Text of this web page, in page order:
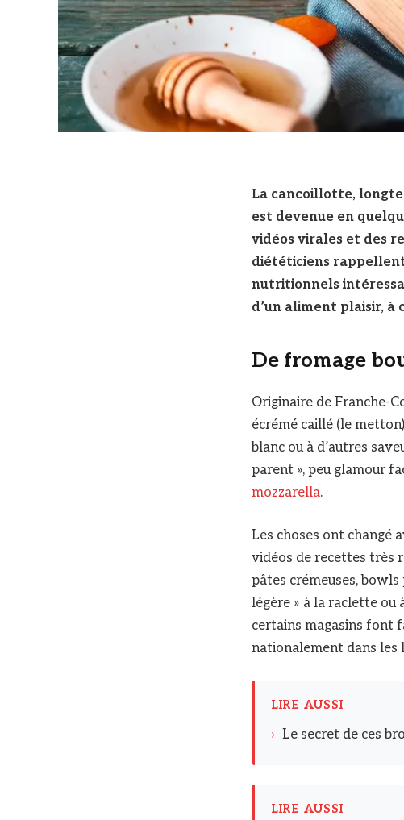
La cancoillotte,
est devenue en
vidéos virales et des
diététiciens
nutritionnels
d’un aliment plaisir, à
De fromage
Originaire de Franche-
écrémé caillé (le
blanc ou à d’autres
parent », peu glamour
mozzarella.
Les choses ont changé
vidéos de recettes très
pâtes crémeuses,
légère » à la raclette ou
certains magasins font
nationalement dans les
LIRE AUSSI
› Le secret de ces
LIRE AUSSI